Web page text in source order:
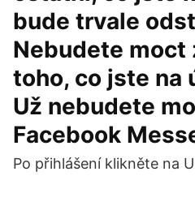
bude trvale
Nebudete moct
toho, co jste na
Už nebudete
Facebook
Po přihlášení klikněte na